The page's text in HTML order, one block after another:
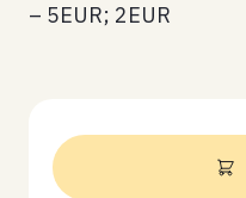
– 5EUR; 2EUR